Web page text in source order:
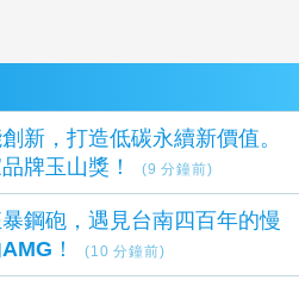
新，打造低碳永續新價值。
牌玉山獎！
(9 分鐘前)
鋼砲，遇見台南四百年的慢
！
(10 分鐘前)